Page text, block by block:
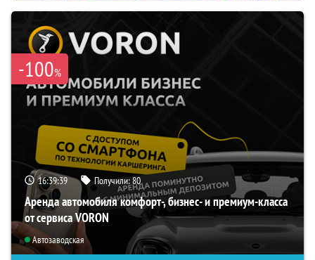
-100%
16:39:37 Получили:80
Аренда автомобиля комфорт-, бизнес- и премиум-класса
от сервиса VORON
Автозаводская